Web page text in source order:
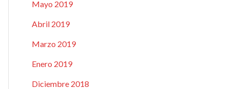
Mayo 2019
Abril 2019
Marzo 2019
Enero 2019
Diciembre 2018